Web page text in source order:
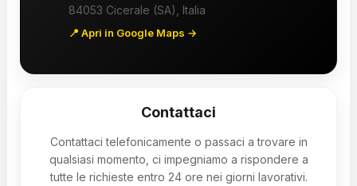
84053 Cicerale (SA), Italia
📍 Apri in Google Maps →
Contattaci
Contattaci telefonicamente o passaci a trovare in
qualsiasi momento, ci impegniamo a rispondere a
tutte le richieste entro 24 ore nei giorni lavorativi.